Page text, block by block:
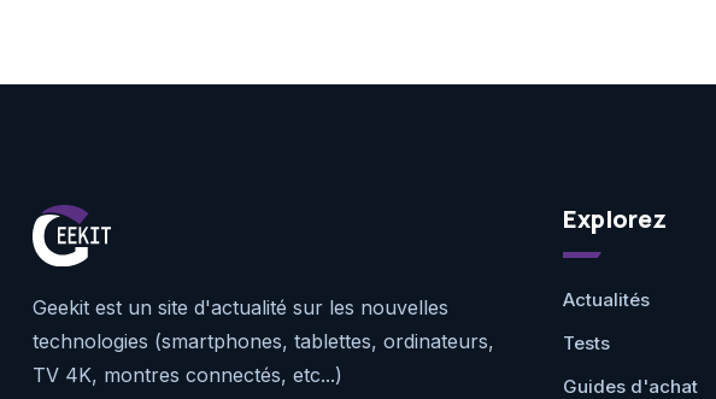
Geekit est un site d'actualité sur les nouvelles
technologies (smartphones, tablettes, ordinateurs,
TV 4K, montres connectés, etc...)
Explorez
Actualités
Tests
Guides d'achat